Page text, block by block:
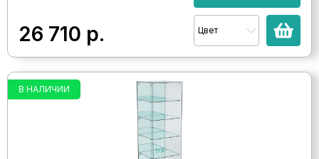
26 710 р. Цвет
В НАЛИЧИИ